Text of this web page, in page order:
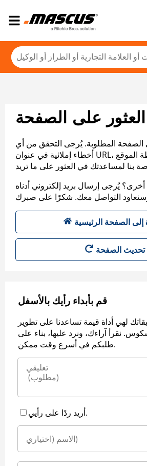
على الصفحة
الصفحة المطلوبة. يُرجى التحقق من أي
أخطاء إملائية في عنوان URL، أو عرض خريطة الموقع
يُرجى إرسال بريد إلكتروني أدناه
إلى الصفحة الرئيسية
تحديث الصفحة
قم بأبداء رأيك بالأسفل
لهي أداة قيمة تساعدنا على تطوير
نقرأ آراءك، ونرد عليها، بناء على
طلبكم في أسرع وقت ممكن.
أريد ردًا على رأيي.